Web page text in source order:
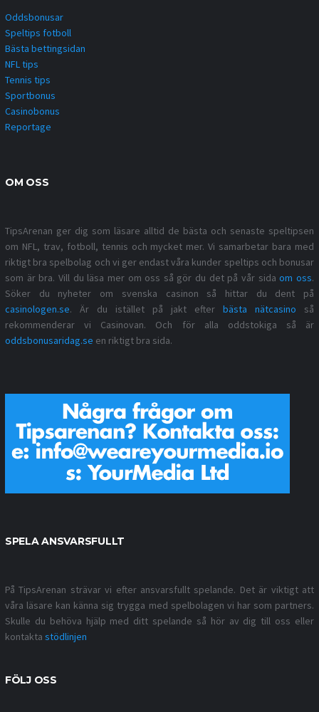
Oddsbonusar
Speltips fotboll
Bästa bettingsidan
NFL tips
Tennis tips
Sportbonus
Casinobonus
Reportage
OM OSS
TipsArenan ger dig som läsare alltid de bästa och senaste speltipsen
om NFL, trav, fotboll, tennis och mycket mer. Vi samarbetar bara med
riktigt bra spelbolag och vi ger endast våra kunder speltips och bonusar
som är bra. Vill du läsa mer om oss så gör du det på vår sidaom oss.
Söker du nyheter om svenska casinon så hittar du dent på
casinologen.se. Är du istället på jakt efter bästa nätcasino så
rekommenderar vi Casinovan. Och för alla oddstokiga så är
oddsbonusaridag.se en riktigt bra sida.
SPELA ANSVARSFULLT
På TipsArenan strävar vi efter ansvarsfullt spelande. Det är viktigt att
våra läsare kan känna sig trygga med spelbolagen vi har som partners.
Skulle du behöva hjälp med ditt spelande så hör av dig till oss eller
kontakta stödlinjen
FÖLJ OSS